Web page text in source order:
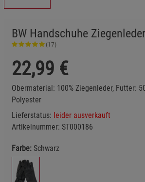
BW Handschuhe
(17)
22,99 €
Obermaterial: 100% Ziegenleder, Futter:
Polyester
Lieferstatus: leider ausverkauft
Artikelnummer: ST000186
Farbe: Schwarz